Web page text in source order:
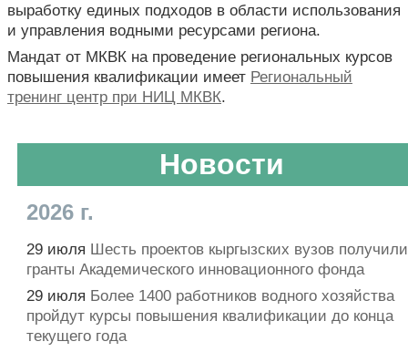
выработку единых подходов в области использования
и управления водными ресурсами региона.
Мандат от МКВК на проведение региональных курсов
повышения квалификации имеет Региональный
тренинг центр при НИЦ МКВК.
Новости
2026 г.
29 июля Шесть проектов кыргызских вузов получили
гранты Академического инновационного фонда
29 июля Более 1400 работников водного хозяйства
пройдут курсы повышения квалификации до конца
текущего года